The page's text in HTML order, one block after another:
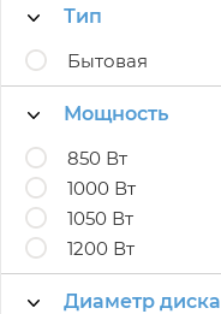
Тип
Бытовая
Мощность
850 Вт
1000 Вт
1050 Вт
1200 Вт
Диаметр диска